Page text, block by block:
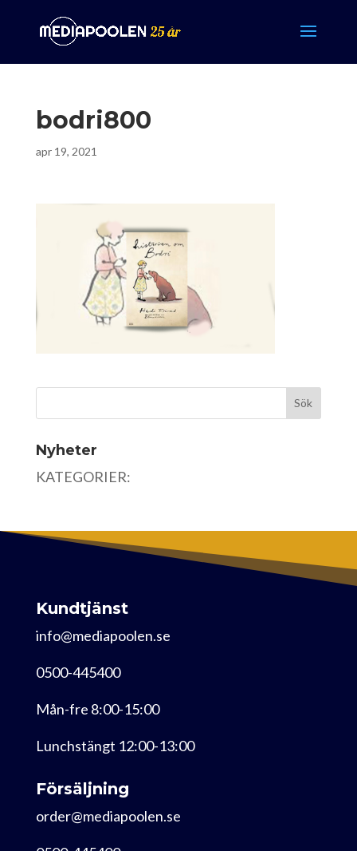
bodri800
apr 19, 2021
Nyheter
KATEGORIER:
Kundtjänst
info@mediapoolen.se
0500-445400
Mån-fre 8:00-15:00
Lunchstängt 12:00-13:00
Försäljning
order@mediapoolen.se